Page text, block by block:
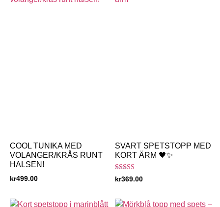
COOL TUNIKA MED
VOLANGER/KRÅS RUNT
HALSEN!
kr499.00
SVART SPETSTOPP MED
KORT ÄRM 🖤✨
Betygsatt
5.00
kr369.00